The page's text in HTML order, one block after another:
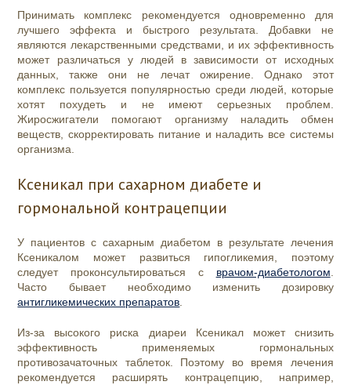
Принимать комплекс рекомендуется одновременно для
лучшего эффекта и быстрого результата. Добавки не
являются лекарственными средствами, и их эффективность
может различаться у людей в зависимости от исходных
данных, также они не лечат ожирение. Однако этот
комплекс пользуется популярностью среди людей, которые
хотят похудеть и не имеют серьезных проблем.
Жиросжигатели помогают организму наладить обмен
веществ, скорректировать питание и наладить все системы
организма.
Ксеникал при сахарном диабете и
гормональной контрацепции
У пациентов с сахарным диабетом в результате лечения
Ксеникалом может развиться гипогликемия, поэтому
следует проконсультироваться с врачом-диабетологом
Часто бывает необходимо изменить дозировку
антигликемических препаратов
Из-за высокого риска диареи Ксеникал может снизить
эффективность применяемых гормональных
противозачаточных таблеток. Поэтому во время лечения
рекомендуется расширять контрацепцию, например,